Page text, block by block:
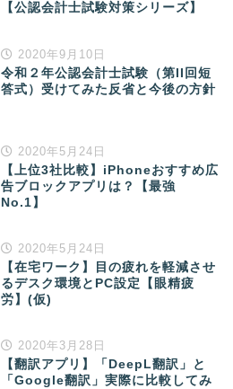
【公認会計士試験対策シリーズ】
2020年9月10日
令和２年公認会計士試験（第II回短
答式）受けてみた反省と今後の方針
2020年5月24日
【上位3社比較】iPhoneおすすめ広
告ブロックアプリは？【最強
No.1】
2020年5月24日
【在宅ワーク】目の疲れを軽減させ
るデスク環境とPC設定【眼精疲
労】(仮)
2020年3月28日
【翻訳アプリ】「DeepL翻訳」と
「Google翻訳」実際に比較してみ